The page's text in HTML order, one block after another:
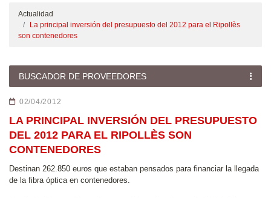
Actualidad
La principal inversión del presupuesto del 2012 para el Ripollès
son contenedores
BUSCADOR DE PROVEEDORES
02/04/2012
LA PRINCIPAL INVERSIÓN DEL PRESUPUESTO
DEL 2012 PARA EL RIPOLLÈS SON
CONTENEDORES
Destinan 262.850 euros que estaban pensados para financiar la llegada
de la fibra óptica en contenedores.